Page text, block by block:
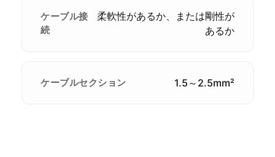
ケーブル接
続
柔軟性があるか、または剛性が
あるか
ケーブルセクション 1.5～2.5mm²